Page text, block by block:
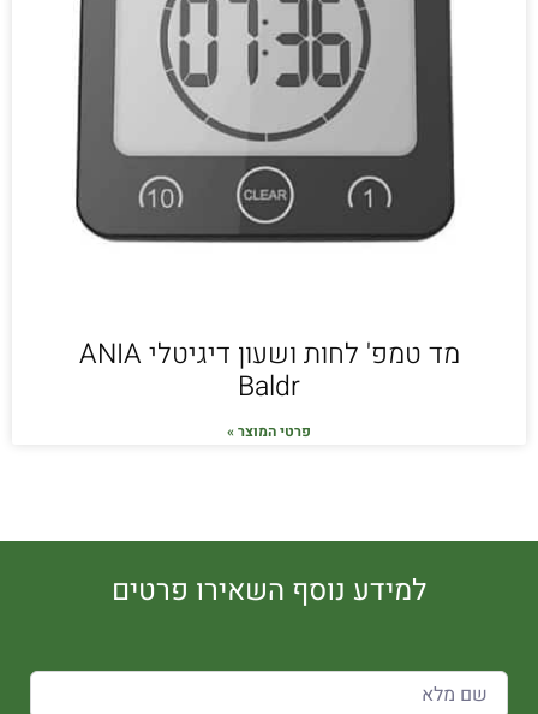
מד טמפ' לחות ושעון דיגיטלי ANIA
Baldr
פרטי המוצר »
למידע נוסף השאירו פרטים